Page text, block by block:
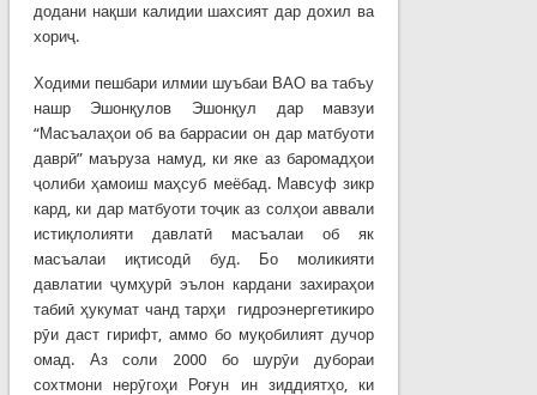
додани нақши калидии шахсият дар дохил ва
хориҷ.
Ходими пешбари илмии шуъбаи ВАО ва табъу
нашр Эшонқулов Эшонқул дар мавзуи
“Масъалаҳои об ва баррасии он дар матбуоти
даврӣ” маъруза намуд, ки яке аз баромадҳои
ҷолиби ҳамоиш маҳсуб меёбад. Мавсуф зикр
кард, ки дар матбуоти тоҷик аз солҳои аввали
истиқлолияти давлатӣ масъалаи об як
масъалаи иқтисодӣ буд. Бо моликияти
давлатии ҷумҳурӣ эълон кардани захираҳои
табиӣ ҳукумат чанд тарҳи гидроэнергетикиро
рӯи даст гирифт, аммо бо муқобилият дучор
омад. Аз соли 2000 бо шурӯи дубораи
сохтмони нерӯгоҳи Роғун ин зиддиятҳо, ки